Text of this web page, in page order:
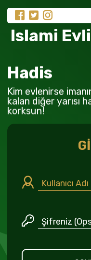
Islami
Hadis
Kim evlenirse
kalan diğer yarısı
korksun!